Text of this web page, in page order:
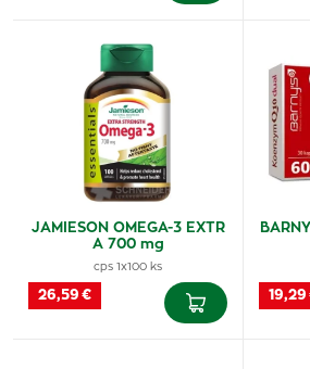
JAMIESON OMEGA-3 EXTR
A 700 mg
cps 1x100 ks
26,59 € 19,29